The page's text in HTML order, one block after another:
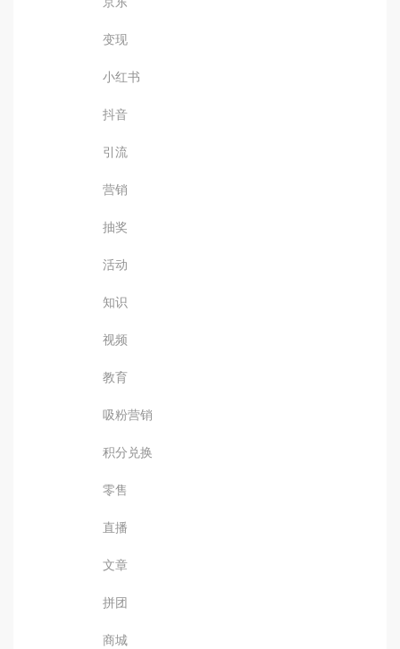
变现
小红书
抖音
引流
营销
抽奖
活动
知识
视频
教育
吸粉营销
积分兑换
零售
直播
文章
拼团
商城